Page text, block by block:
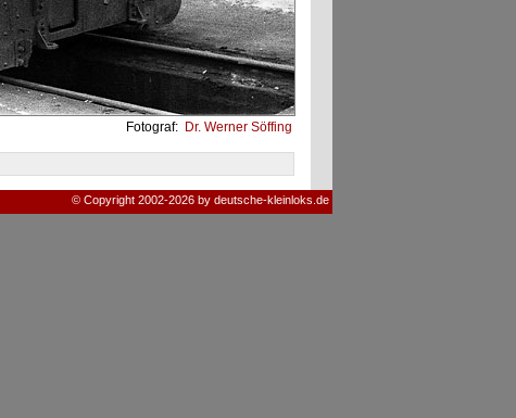
Fotograf: Dr. Werner Söffing
© Copyright 2002-2026 by deutsche-kleinloks.de